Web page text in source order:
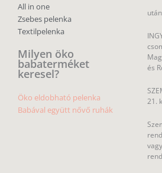
All in one
Zsebes pelenka
Textilpelenka
Milyen öko
babaterméket
keresel?
Öko eldobható pelenka
Babával együtt nővő ruhák
és
21.